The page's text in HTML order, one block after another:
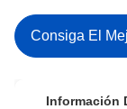
Consiga El
Información